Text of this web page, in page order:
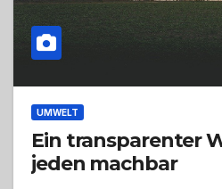
UMWELT
Ein transparenter
jeden machbar